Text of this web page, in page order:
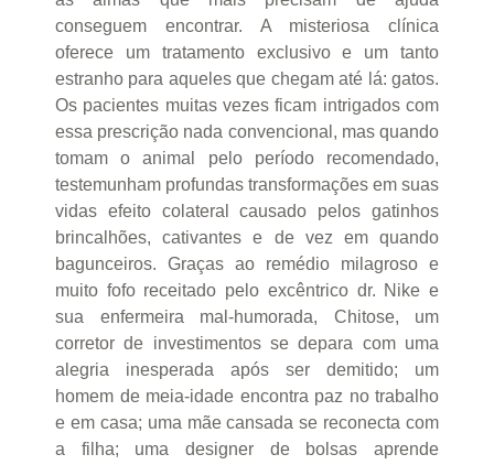
conseguem encontrar. A misteriosa clínica
oferece um tratamento exclusivo e um tanto
estranho para aqueles que chegam até lá: gatos.
Os pacientes muitas vezes ficam intrigados com
essa prescrição nada convencional, mas quando
tomam o animal pelo período recomendado,
testemunham profundas transformações em suas
vidas efeito colateral causado pelos gatinhos
brincalhões, cativantes e de vez em quando
bagunceiros. Graças ao remédio milagroso e
muito fofo receitado pelo excêntrico dr. Nike e
sua enfermeira mal-humorada, Chitose, um
corretor de investimentos se depara com uma
alegria inesperada após ser demitido; um
homem de meia-idade encontra paz no trabalho
e em casa; uma mãe cansada se reconecta com
a filha; uma designer de bolsas aprende